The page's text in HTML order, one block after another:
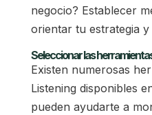
negocio? Establecer
orientar tu estrategia y
Seleccionar las
Existen numerosas
Listening disponibles
pueden ayudarte a